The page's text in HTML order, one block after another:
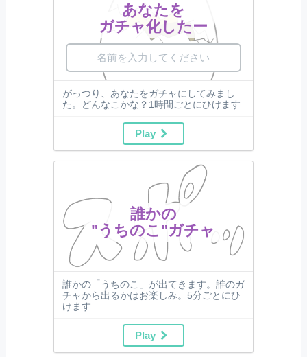
あなたを
ガチャ化したー
がっつり、あなたをガチャにしてみまし
た。どんなこかな？1時間ごとにひけます
Play
誰かの
"うちのこ"ガチャ
誰かの「うちのこ」が出てきます。誰のガ
チャから出るかはお楽しみ。5分ごとにひ
けます
Play